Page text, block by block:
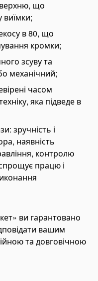
що
виїмки;
в 80, що
кромки;
зсуву та
механічний;
часом
яка підведе в
зручність і
наявність
контролю
працю і
ви гарантовано
вашим
та довговічною